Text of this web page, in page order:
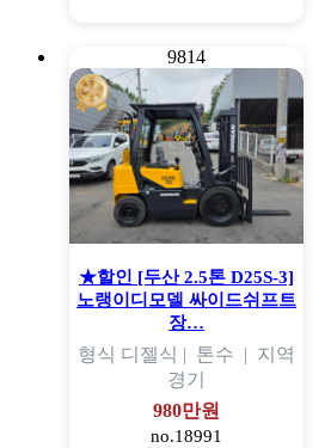
9814
★할인 [두산 2.5톤 D25S-3]
노랭이디모델 싸이드쉬프트
장…
형식 디젤식 | 톤수 | 지역
경기
980만원
no.18991